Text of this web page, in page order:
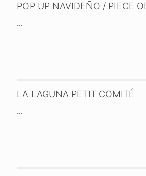
POP UP NAVIDEÑO / PIECE
...
LA LAGUNA PETIT COMITÉ
...